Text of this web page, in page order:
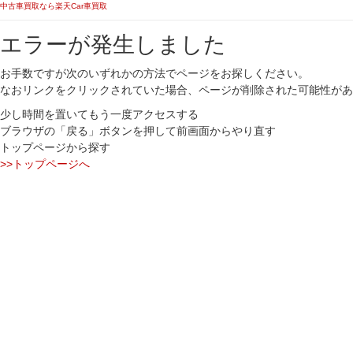
中古車買取なら楽天Car車買取
エラーが発生しました
お手数ですが次のいずれかの方法でページをお探しください。
なおリンクをクリックされていた場合、ページが削除された可能性が
少し時間を置いてもう一度アクセスする
ブラウザの「戻る」ボタンを押して前画面からやり直す
トップページから探す
>>トップページへ